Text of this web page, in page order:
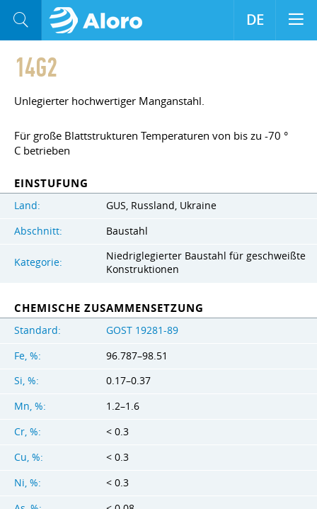
14G2
Unlegierter hochwertiger Manganstahl.
Für große Blattstrukturen Temperaturen von bis zu -70 °
C betrieben
EINSTUFUNG
Land:
GUS, Russland, Ukraine
Abschnitt:
Baustahl
Kategorie:
Niedriglegierter Baustahl für geschweißte
Konstruktionen
CHEMISCHE ZUSAMMENSETZUNG
Standard:
GOST 19281-89
Fe, %:
96.787–98.51
Si, %:
0.17–0.37
Mn, %:
1.2–1.6
Cr, %:
< 0.3
Cu, %:
< 0.3
Ni, %:
< 0.3
DE